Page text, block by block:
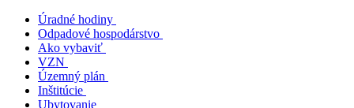
Úradné hodiny
Odpadové hospodárstvo
Ako vybaviť
VZN
Územný plán
Inštitúcie
Ubytovanie